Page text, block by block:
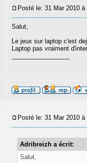
Posté le: 31 Mar 2010 à
Salut,
Le jeux sur laptop c'est
Laptop pas vraiment
Posté le: 31 Mar 2010 à
Adribreizh a écrit:
Salut,